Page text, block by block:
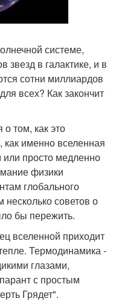
системе,
звезд в галактике, и в
сотни миллиардов
всех? Как закончит
том, как это
именно вселенная
просто медленно
физики
глобального
советов о
бы пережить.
вселенной приходит
Термодинамика -
глазами,
с простым
Грядет".